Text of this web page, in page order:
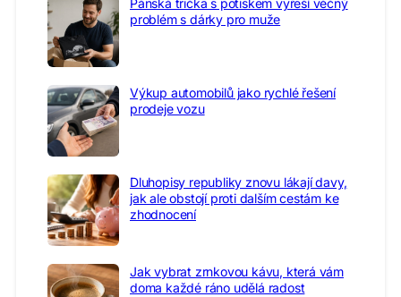
Pánská trička s potiskem vyřeší věčný
problém s dárky pro muže
Výkup automobilů jako rychlé řešení
prodeje vozu
Dluhopisy republiky znovu lákají davy,
jak ale obstojí proti dalším cestám ke
zhodnocení
Jak vybrat zrnkovou kávu, která vám
doma každé ráno udělá radost